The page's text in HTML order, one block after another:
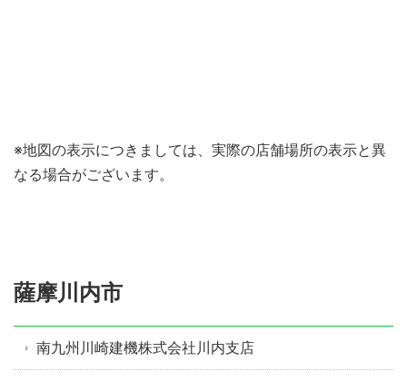
※地図の表示につきましては、実際の店舗場所の表示と異
なる場合がございます。
薩摩川内市
南九州川崎建機株式会社川内支店